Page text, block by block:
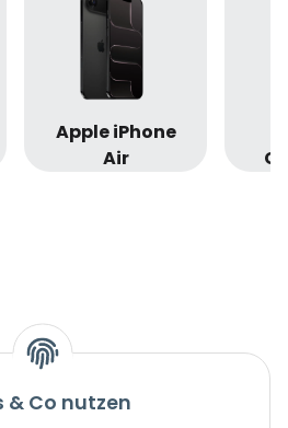
Apple iPhone
Air
& Co nutzen